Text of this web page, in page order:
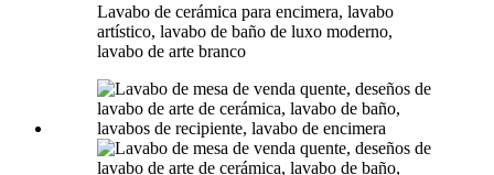
Lavabo de cerámica para encimera, lavabo
artístico, lavabo de baño de luxo moderno,
lavabo de arte branco